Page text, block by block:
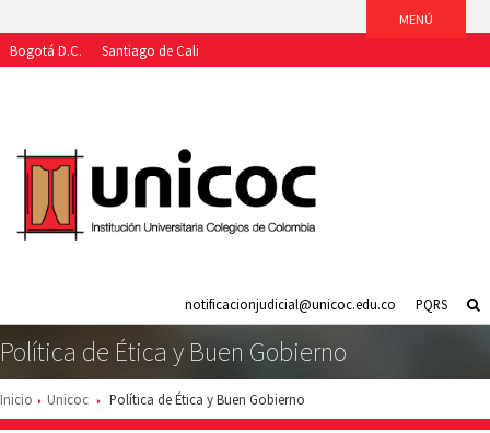
Bogotá D.C.
Santiago de Cali
PQRS
notificacionjudicial@unicoc.edu.co
Política de Ética y Buen Gobierno
Inicio Unicoc Política de Ética y Buen Gobierno